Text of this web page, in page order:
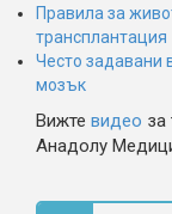
Правила за
трансплантация
Често задавани
мозък
Вижте видео за
Анадолу